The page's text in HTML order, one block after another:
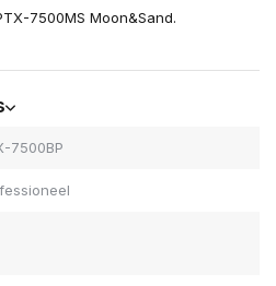
7500MS Moon&Sand.
7500BP